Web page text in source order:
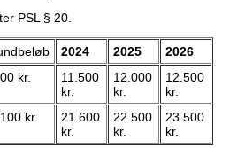
PSL § 20.
2024 2025
2026
kr.
11.500
kr.
12.000
kr.
12.500
kr.
kr.
21.600
kr.
22.500
kr.
23.500
kr.